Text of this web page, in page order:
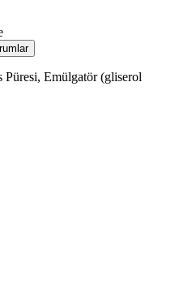
Püresi, Emülgatör (gliserol